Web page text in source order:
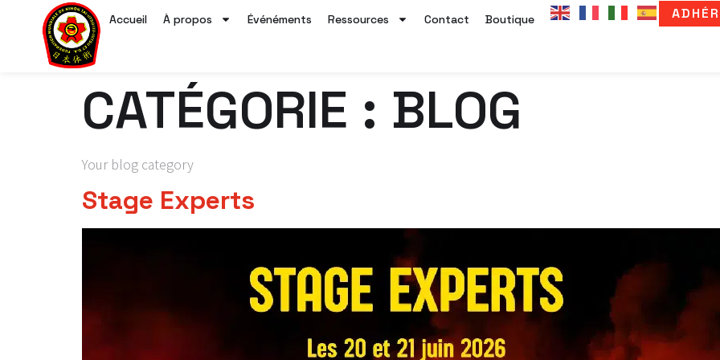
Accueil À propos Événéments Ressources Contact Boutique
CATÉGORIE : BLOG
Your blog category
Stage Experts